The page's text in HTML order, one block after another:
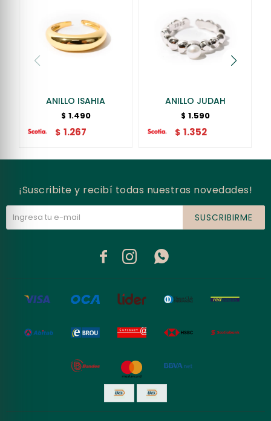
ANILLO ISAHIA
$ 1.490
$ 1.267
ANILLO JUDAH
$ 1.590
$ 1.352
¡Suscribite y recibí todas nuestras novedades!
SUSCRIBIRME
  